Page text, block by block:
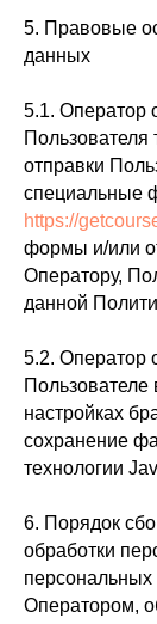
5. Правовые
данных
5.1. Оператор
Пользователя
отправки
специальные
https://
формы и/или
Оператору,
данной
5.2. Оператор
Пользователе
настройках
сохранение
технологии
6. Порядок
обработки
Оператором,